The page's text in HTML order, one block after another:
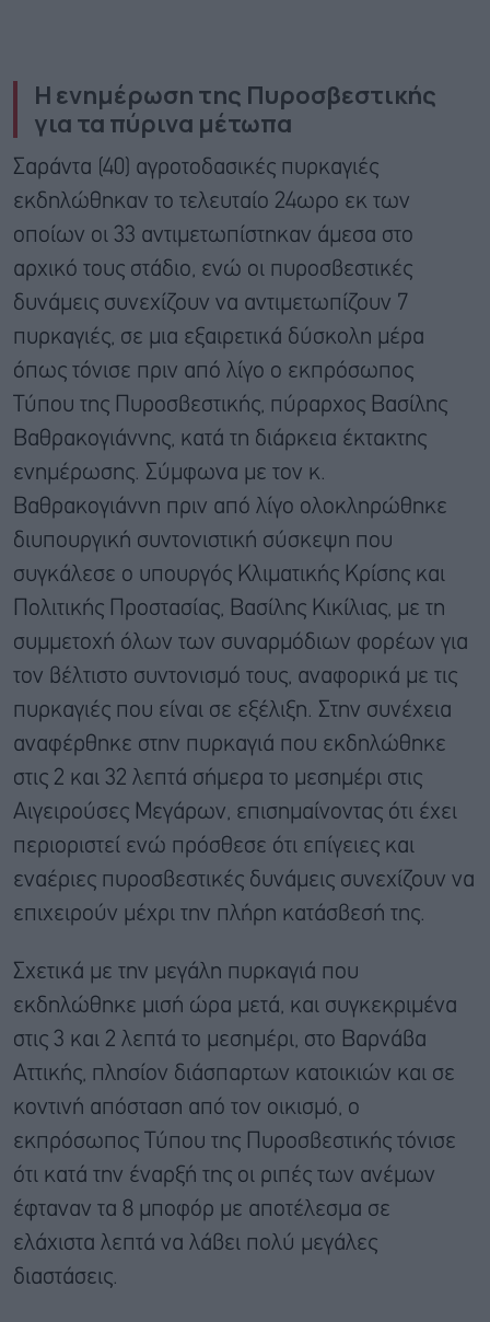
Η ενημέρωση της Πυροσβεστικής
για τα πύρινα μέτωπα
Σαράντα (40) αγροτοδασικές πυρκαγιές
εκδηλώθηκαν το τελευταίο 24ωρο εκ των
οποίων οι 33 αντιμετωπίστηκαν άμεσα στο
αρχικό τους στάδιο, ενώ οι πυροσβεστικές
δυνάμεις συνεχίζουν να αντιμετωπίζουν 7
πυρκαγιές, σε μια εξαιρετικά δύσκολη μέρα
όπως τόνισε πριν από λίγο ο εκπρόσωπος
Τύπου της Πυροσβεστικής, πύραρχος Βασίλης
Βαθρακογιάννης, κατά τη διάρκεια έκτακτης
ενημέρωσης. Σύμφωνα με τον κ.
Βαθρακογιάννη πριν από λίγο ολοκληρώθηκε
διυπουργική συντονιστική σύσκεψη που
συγκάλεσε ο υπουργός Κλιματικής Κρίσης και
Πολιτικής Προστασίας, Βασίλης Κικίλιας, με τη
συμμετοχή όλων των συναρμόδιων φορέων για
τον βέλτιστο συντονισμό τους, αναφορικά με τις
πυρκαγιές που είναι σε εξέλιξη. Στην συνέχεια
αναφέρθηκε στην πυρκαγιά που εκδηλώθηκε
στις 2 και 32 λεπτά σήμερα το μεσημέρι στις
Αιγειρούσες Μεγάρων, επισημαίνοντας ότι έχει
περιοριστεί ενώ πρόσθεσε ότι επίγειες και
εναέριες πυροσβεστικές δυνάμεις συνεχίζουν να
επιχειρούν μέχρι την πλήρη κατάσβεσή της.
Σχετικά με την μεγάλη πυρκαγιά που
εκδηλώθηκε μισή ώρα μετά, και συγκεκριμένα
στις 3 και 2 λεπτά το μεσημέρι, στο Βαρνάβα
Αττικής, πλησίον διάσπαρτων κατοικιών και σε
κοντινή απόσταση από τον οικισμό, ο
εκπρόσωπος Τύπου της Πυροσβεστικής τόνισε
ότι κατά την έναρξή της οι ριπές των ανέμων
έφταναν τα 8 μποφόρ με αποτέλεσμα σε
ελάχιστα λεπτά να λάβει πολύ μεγάλες
διαστάσεις.